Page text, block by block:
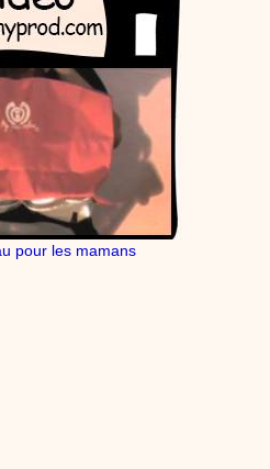
pour les mamans